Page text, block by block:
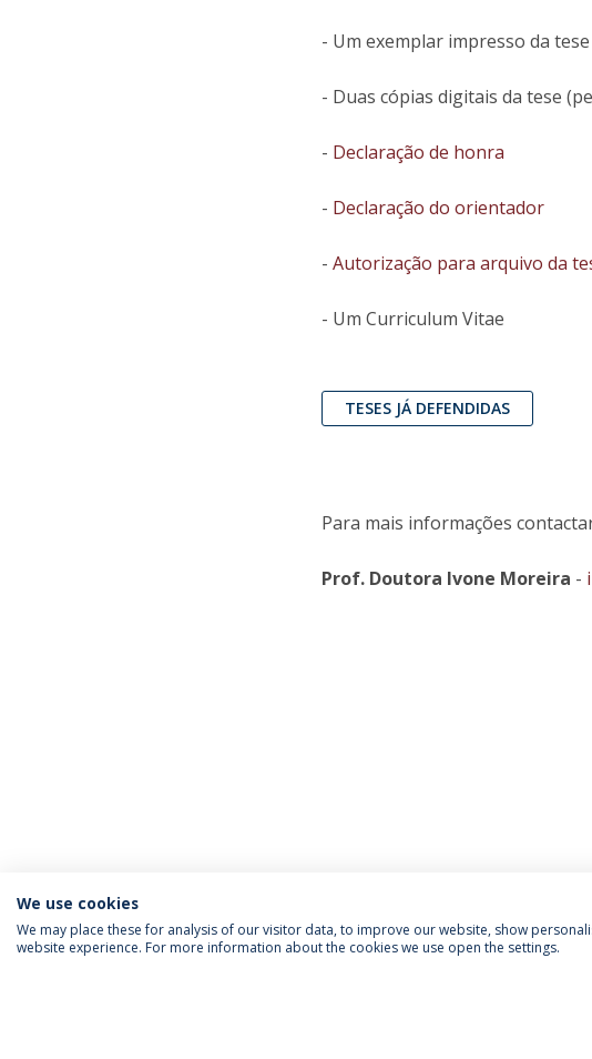
- Um exemplar impresso da
- Duas cópias digitais da tese
- Declaração de honra
- Declaração do orientador
- Autorização para arquivo da
- Um Curriculum Vitae
TESES JÁ DEFENDIDAS
Para mais informações
Prof. Doutora Ivone Moreira -
We use cookies
We may place these for analysis of our visitor data, to improve our website, show
website experience. For more information about the cookies we use open the settings.